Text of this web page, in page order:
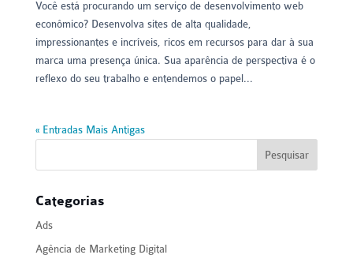
Você está procurando um serviço de desenvolvimento web
econômico? Desenvolva sites de alta qualidade,
impressionantes e incríveis, ricos em recursos para dar à sua
marca uma presença única. Sua aparência de perspectiva é o
reflexo do seu trabalho e entendemos o papel...
« Entradas Mais Antigas
Categorias
Ads
Agência de Marketing Digital